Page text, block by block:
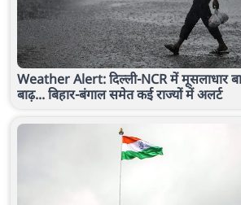
Weather Alert: दिल्ली-NCR में मूसलाधार
बाढ़... बिहार-बंगाल समेत कई राज्यों में अलर्ट